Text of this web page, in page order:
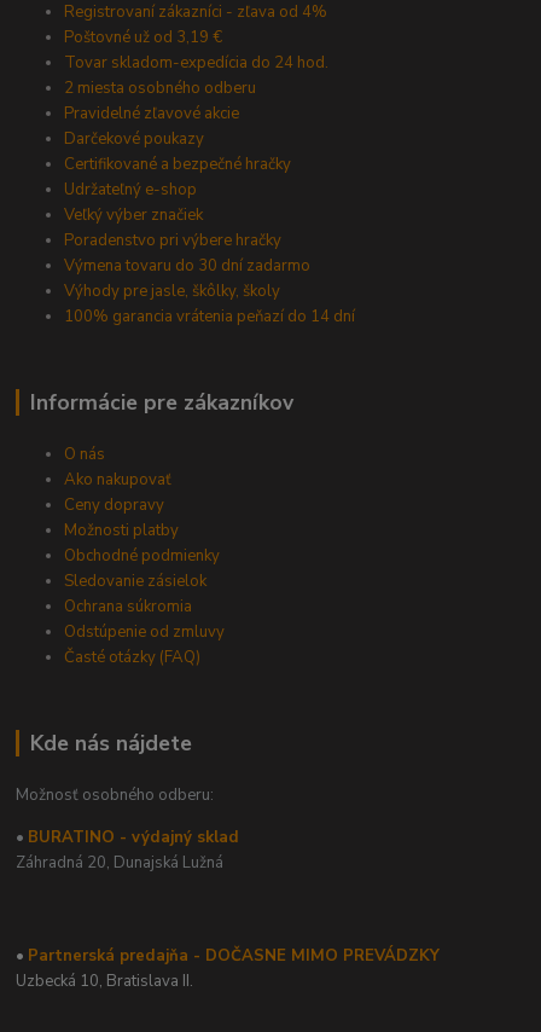
Registrovaní zákazníci - zľava od 4%
Poštovné už od 3,19 €
Tovar skladom-expedícia do 24 hod.
2 miesta osobného odberu
Pravidelné zľavové akcie
Darčekové poukazy
Certifikované a bezpečné hračky
Udržateľný e-shop
Veľký výber značiek
Poradenstvo pri výbere hračky
Výmena tovaru do 30 dní zadarmo
Výhody pre jasle, škôlky, školy
100% garancia vrátenia peňazí do 14 dní
Informácie pre zákazníkov
O nás
Ako nakupovať
Ceny dopravy
Možnosti platby
Obchodné podmienky
Sledovanie zásielok
Ochrana súkromia
Odstúpenie od zmluvy
Časté otázky (FAQ)
Kde nás nájdete
Možnosť osobného odberu:
• BURATINO - výdajný sklad
Záhradná 20, Dunajská Lužná
• Partnerská predajňa - DOČASNE MIMO PREVÁDZKY
Uzbecká 10, Bratislava II.